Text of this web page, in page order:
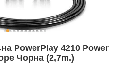
PowerPlay 4210 Power
Чорна (2,7m.)